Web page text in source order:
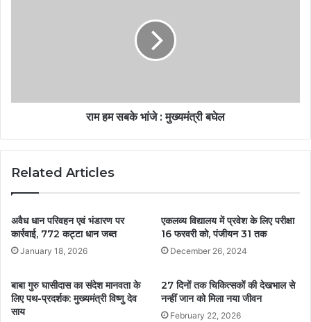
राम हम सबके भांजे : मुख्यमंत्री बघेल
Related Articles
अवैध धान परिवहन एवं भंडारण पर
कार्रवाई, 772 कट्टा धान जब्त
January 18, 2026
एकलव्य विद्यालय में प्रवेश के लिए परीक्षा
16 फरवरी को, पंजीयन 31 तक
December 26, 2024
बाबा गुरु घासीदास का संदेश मानवता के
लिए पथ-प्रदर्शक: मुख्यमंत्री विष्णु देव
साय
27 दिनों तक चिकित्सकों की देखभाल से
नन्हीं जान को मिला नया जीवन
February 22, 2026